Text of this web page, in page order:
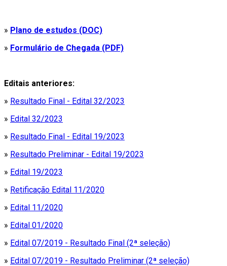
» Plano de estudos (DOC)
» Formulário de Chegada (PDF)
Editais anteriores:
» Resultado Final - Edital 32/2023
» Edital 32/2023
» Resultado Final - Edital 19/2023
» Resultado Preliminar - Edital 19/2023
» Edital 19/2023
» Retificação Edital 11/2020
» Edital 11/2020
» Edital 01/2020
» Edital 07/2019 - Resultado Final (2ª seleção)
» Edital 07/2019 - Resultado Preliminar (2ª seleção)